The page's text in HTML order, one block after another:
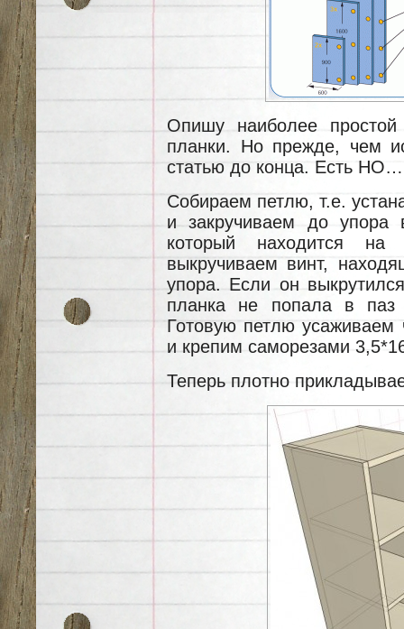
Опишу наиболее
планки. Но прежде, чем
статью до конца. Есть НО…
Собираем петлю, т.е.
и закручиваем до упора
который находится на
выкручиваем винт,
упора. Если он
планка не попала в паз
Готовую петлю усаживаем
и крепим саморезами
Теперь плотно